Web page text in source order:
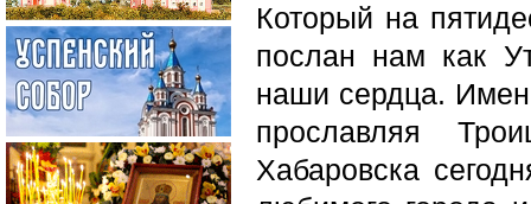
Который на
послан нам как
наши сердца.
прославляя
Хабаровска